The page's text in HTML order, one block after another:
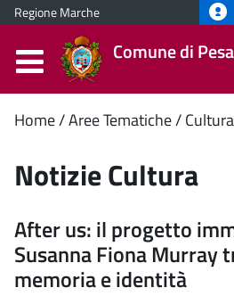
Regione Marche
Comune di
Contenuto
principale
Home Aree Tematiche Cultura
Notizie Cultura
After us: il progetto
Susanna Fiona Murray
memoria e identità